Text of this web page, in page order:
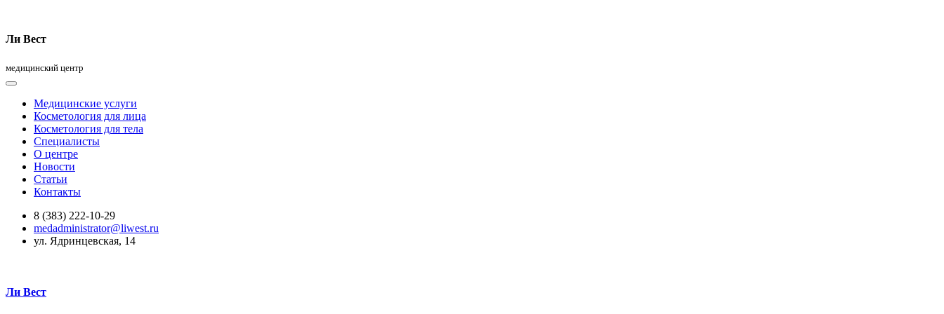
Ли Вест
медицинский центр
Медицинские услуги
Косметология для лица
Косметология для тела
Специалисты
О центре
Новости
Статьи
Контакты
8 (383) 222-10-29
medadministrator@liwest.ru
ул. Ядринцевская, 14
Ли Вест